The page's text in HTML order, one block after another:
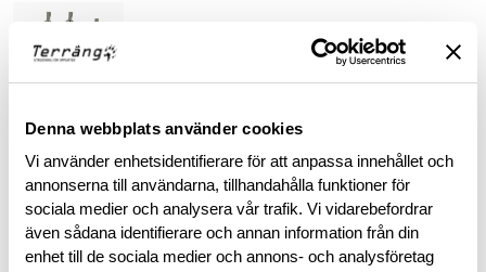
Denna webbplats använder cookies
Vi använder enhetsidentifierare för att anpassa innehållet och
annonserna till användarna, tillhandahålla funktioner för
sociala medier och analysera vår trafik. Vi vidarebefordrar
även sådana identifierare och annan information från din
enhet till de sociala medier och annons- och analysföretag
BESKRIVNING
SPECIFIKATIONER